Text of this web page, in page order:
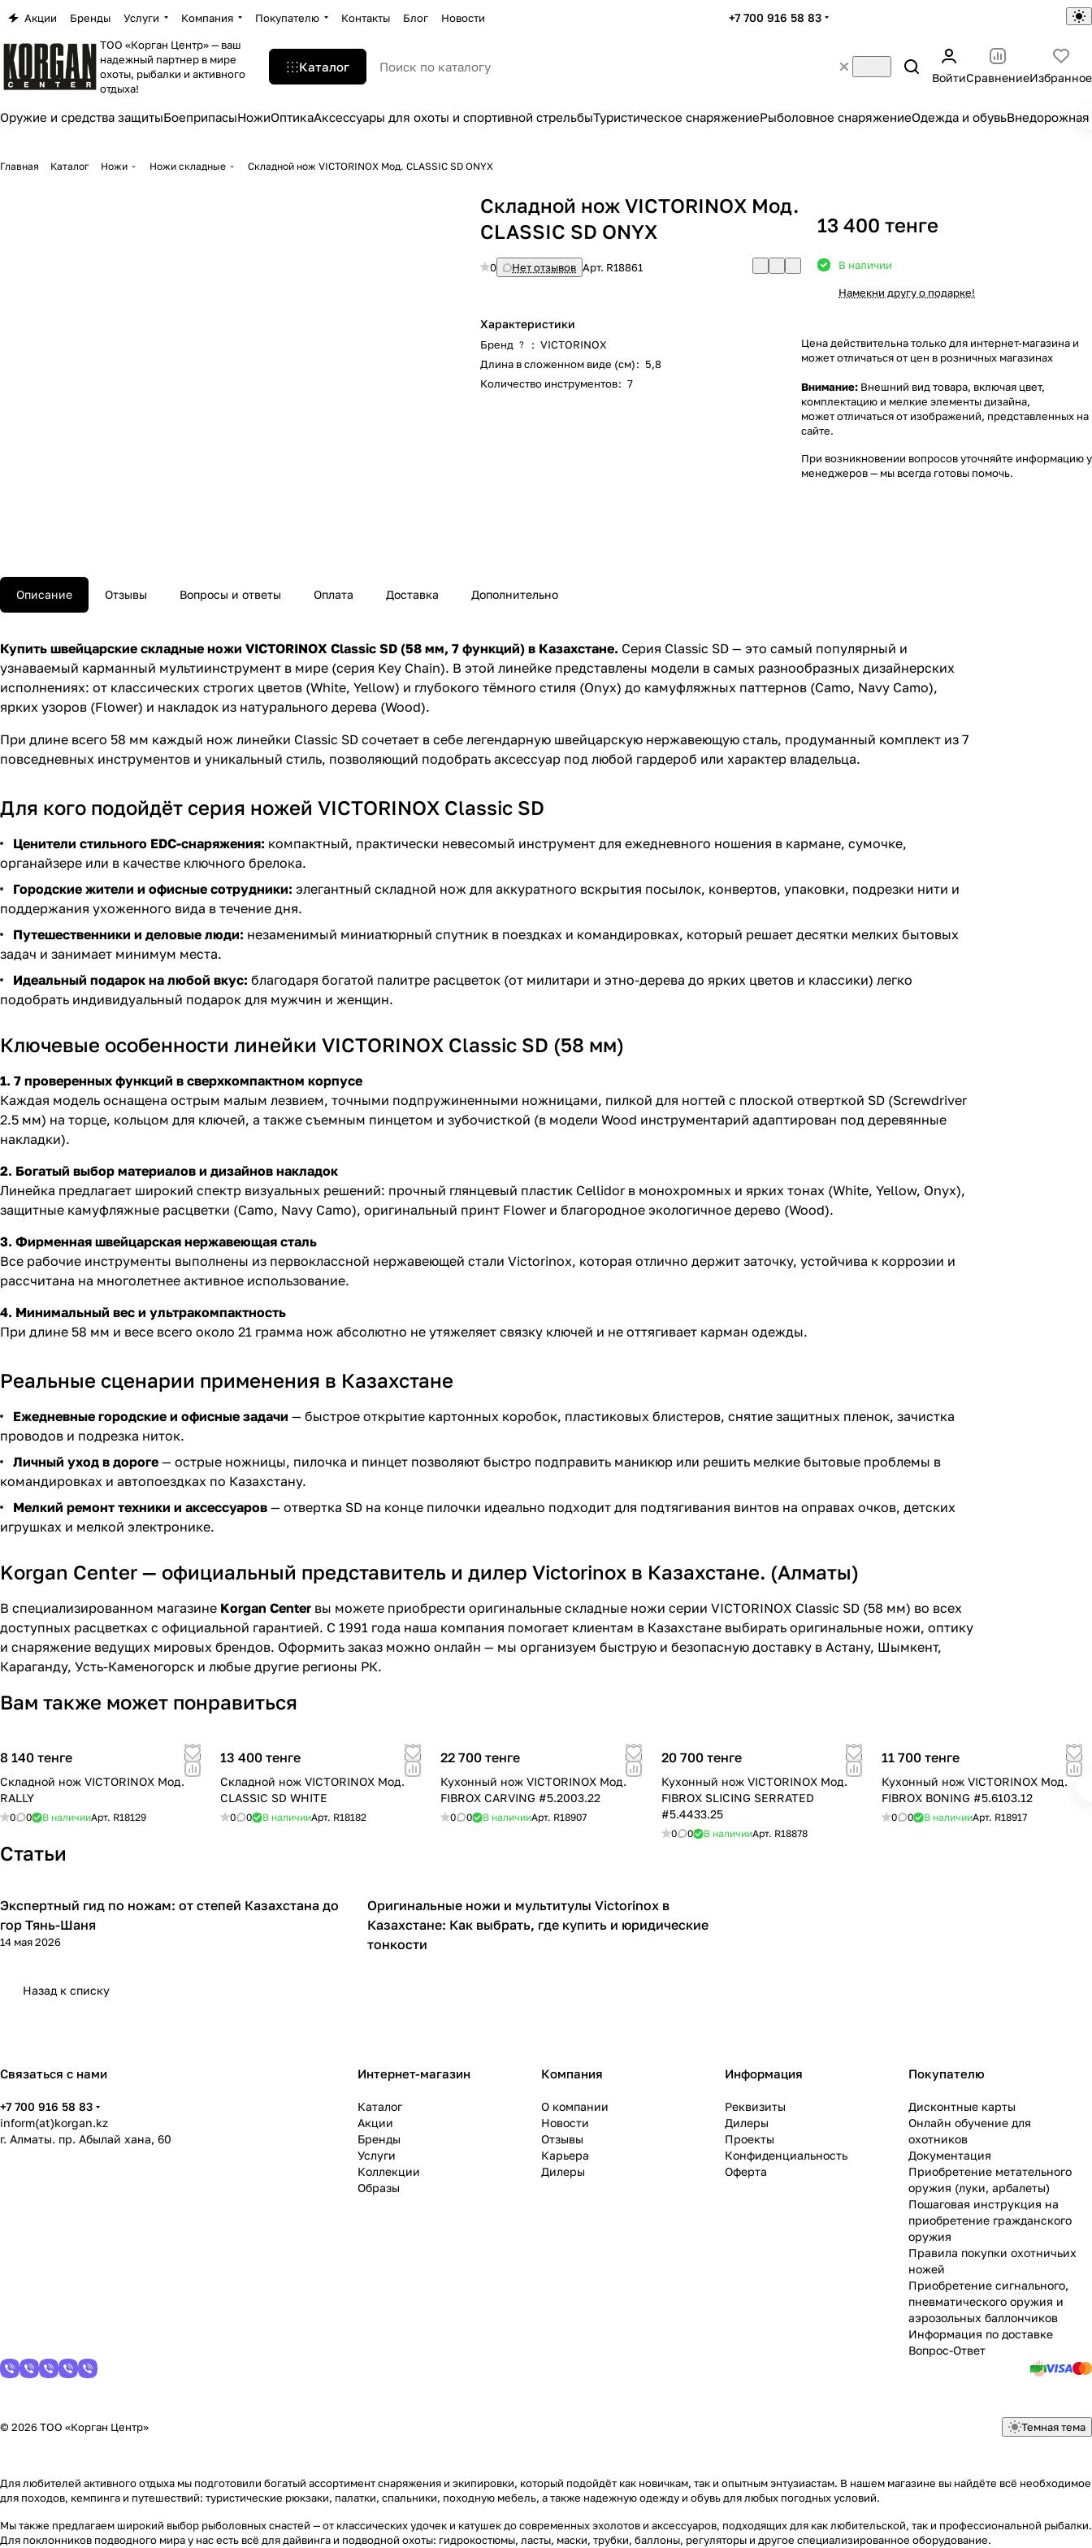
Акции Бренды Услуги Компания Покупателю Контакты Блог Новости +7 700 916 58 83
ТОО «Корган Центр» — ваш
надежный партнер в мире
охоты, рыбалки и активного
отдыха!
Каталог
ВойтиСравнениеИзбранное
Оружие и средства защитыБоеприпасыНожиОптикаАксессуары для охоты и спортивной стрельбыТуристическое снаряжениеРыболовное снаряжениеОдежда и обувьВнедорожная
Главная Каталог Ножи Ножи складные Складной нож VICTORINOX Мод. CLASSIC SD ONYX
Складной нож VICTORINOX Мод.
CLASSIC SD ONYX
0 Нет отзывов Арт. R18861
Характеристики
Бренд ? : VICTORINOX
Длина в сложенном виде (см): 5,8
Количество инструментов: 7
13 400 тенге
В наличии
Намекни другу о подарке!
Цена действительна только для интернет-магазина и
может отличаться от цен в розничных магазинах
Внимание: Внешний вид товара, включая цвет,
комплектацию и мелкие элементы дизайна,
может отличаться от изображений, представленных на
сайте.
При возникновении вопросов уточняйте информацию у
менеджеров— мы всегда готовы помочь.
Описание Отзывы Вопросы и ответы Оплата Доставка Дополнительно
Купить швейцарские складные ножи VICTORINOX Classic SD (58 мм, 7 функций) в Казахстане. Серия Classic SD — это самый популярный и
узнаваемый карманный мультиинструмент в мире (серия Key Chain). В этой линейке представлены модели в самых разнообразных дизайнерских
исполнениях: от классических строгих цветов (White, Yellow) и глубокого тёмного стиля (Onyx) до камуфляжных паттернов (Camo, Navy Camo),
ярких узоров (Flower) и накладок из натурального дерева (Wood).
При длине всего 58 мм каждый нож линейки Classic SD сочетает в себе легендарную швейцарскую нержавеющую сталь, продуманный комплект из 7
повседневных инструментов и уникальный стиль, позволяющий подобрать аксессуар под любой гардероб или характер владельца.
Для кого подойдёт серия ножей VICTORINOX Classic SD
Ценители стильного EDC-снаряжения: компактный, практически невесомый инструмент для ежедневного ношения в кармане, сумочке,
органайзере или в качестве ключного брелока.
Городские жители и офисные сотрудники: элегантный складной нож для аккуратного вскрытия посылок, конвертов, упаковки, подрезки нити и
поддержания ухоженного вида в течение дня.
Путешественники и деловые люди: незаменимый миниатюрный спутник в поездках и командировках, который решает десятки мелких бытовых
задач и занимает минимум места.
Идеальный подарок на любой вкус: благодаря богатой палитре расцветок (от милитари и этно-дерева до ярких цветов и классики) легко
подобрать индивидуальный подарок для мужчин и женщин.
Ключевые особенности линейки VICTORINOX Classic SD (58 мм)
1. 7 проверенных функций в сверхкомпактном корпусе
Каждая модель оснащена острым малым лезвием, точными подпружиненными ножницами, пилкой для ногтей с плоской отверткой SD (Screwdriver
2.5 мм) на торце, кольцом для ключей, а также съемным пинцетом и зубочисткой (в модели Wood инструментарий адаптирован под деревянные
накладки).
2. Богатый выбор материалов и дизайнов накладок
Линейка предлагает широкий спектр визуальных решений: прочный глянцевый пластик Cellidor в монохромных и ярких тонах (White, Yellow, Onyx),
защитные камуфляжные расцветки (Camo, Navy Camo), оригинальный принт Flower и благородное экологичное дерево (Wood).
3. Фирменная швейцарская нержавеющая сталь
Все рабочие инструменты выполнены из первоклассной нержавеющей стали Victorinox, которая отлично держит заточку, устойчива к коррозии и
рассчитана на многолетнее активное использование.
4. Минимальный вес и ультракомпактность
При длине 58 мм и весе всего около 21 грамма нож абсолютно не утяжеляет связку ключей и не оттягивает карман одежды.
Реальные сценарии применения в Казахстане
Ежедневные городские и офисные задачи — быстрое открытие картонных коробок, пластиковых блистеров, снятие защитных пленок, зачистка
проводов и подрезка ниток.
Личный уход в дороге — острые ножницы, пилочка и пинцет позволяют быстро подправить маникюр или решить мелкие бытовые проблемы в
командировках и автопоездках по Казахстану.
Мелкий ремонт техники и аксессуаров — отвертка SD на конце пилочки идеально подходит для подтягивания винтов на оправах очков, детских
игрушках и мелкой электронике.
Korgan Center — официальный представитель и дилер Victorinox в Казахстане. (Алматы)
В специализированном магазине Korgan Center вы можете приобрести оригинальные складные ножи серии VICTORINOX Classic SD (58 мм) во всех
доступных расцветках с официальной гарантией. С 1991 года наша компания помогает клиентам в Казахстане выбирать оригинальные ножи, оптику
и снаряжение ведущих мировых брендов. Оформить заказ можно онлайн — мы организуем быструю и безопасную доставку в Астану, Шымкент,
Караганду, Усть-Каменогорск и любые другие регионы РК.
Вам также может понравиться
8 140 тенге
Складной нож VICTORINOX Мод.
RALLY
0 0 В наличииАрт. R18129
13 400 тенге
Складной нож VICTORINOX Мод.
CLASSIC SD WHITE
0 0 В наличииАрт. R18182
22 700 тенге
Кухонный нож VICTORINOX Мод.
FIBROX CARVING #5.2003.22
0 0 В наличииАрт. R18907
20 700 тенге
Кухонный нож VICTORINOX Мод.
FIBROX SLICING SERRATED
#5.4433.25
0 0 В наличииАрт. R18878
11 700 тенге
Кухонный нож VICTORINOX Мод.
FIBROX BONING #5.6103.12
0 0 В наличииАрт. R18917
Статьи
Обзоры товаров
Экспертный гид по ножам: от степей Казахстана до
гор Тянь-Шаня
14 мая 2026
Ножи
Оригинальные ножи и мультитулы Victorinox в
Казахстане: Как выбрать, где купить и юридические
тонкости
Назад к списку
Связаться с нами
+7 700 916 58 83
inform(at)korgan.kz
г. Алматы. пр. Абылай хана, 60
Интернет-магазин
Каталог
Акции
Бренды
Услуги
Коллекции
Образы
Компания
О компании
Новости
Отзывы
Карьера
Дилеры
Информация
Реквизиты
Дилеры
Проекты
Конфиденциальность
Оферта
Покупателю
Дисконтные карты
Онлайн обучение для
охотников
Документация
Приобретение метательного
оружия (луки, арбалеты)
Пошаговая инструкция на
приобретение гражданского
оружия
Правила покупки охотничьих
ножей
Приобретение сигнального,
пневматического оружия и
аэрозольных баллончиков
Информация по доставке
Вопрос-Ответ
© 2026 ТОО «Корган Центр» Темная тема
Для любителей активного отдыха мы подготовили богатый ассортимент снаряжения и экипировки, который подойдёт как новичкам, так и опытным энтузиастам. В нашем магазине вы найдёте всё необходимое
для походов, кемпинга и путешествий: туристические рюкзаки, палатки, спальники, походную мебель, а также надежную одежду и обувь для любых погодных условий.
Мы также предлагаем широкий выбор рыболовных снастей — от классических удочек и катушек до современных эхолотов и аксессуаров, подходящих для как любительской, так и профессиональной рыбалки.
Для поклонников подводного мира у нас есть всё для дайвинга и подводной охоты: гидрокостюмы, ласты, маски, трубки, баллоны, регуляторы и другое специализированное оборудование.